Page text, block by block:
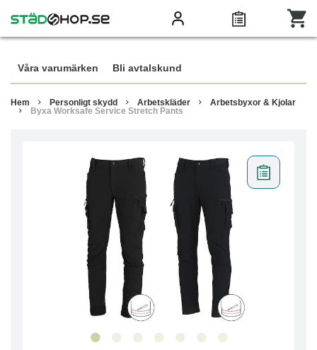
Våra varumärken Bli avtalskund
Hem Personligt skydd Arbetskläder
Arbetsbyxor & Kjolar
Byxa Worksafe Service Stretch Pants